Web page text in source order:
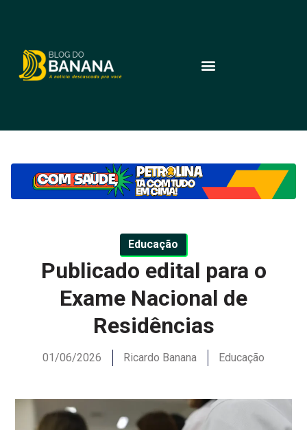
Educação
Publicado edital para o
Exame Nacional de
Residências
01/06/2026 Ricardo Banana Educação